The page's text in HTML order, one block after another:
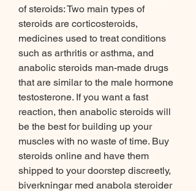
of steroids: Two main types of
steroids are corticosteroids,
medicines used to treat conditions
such as arthritis or asthma, and
anabolic steroids man-made drugs
that are similar to the male hormone
testosterone. If you want a fast
reaction, then anabolic steroids will
be the best for building up your
muscles with no waste of time. Buy
steroids online and have them
shipped to your doorstep discreetly,
biverkningar med anabola steroider